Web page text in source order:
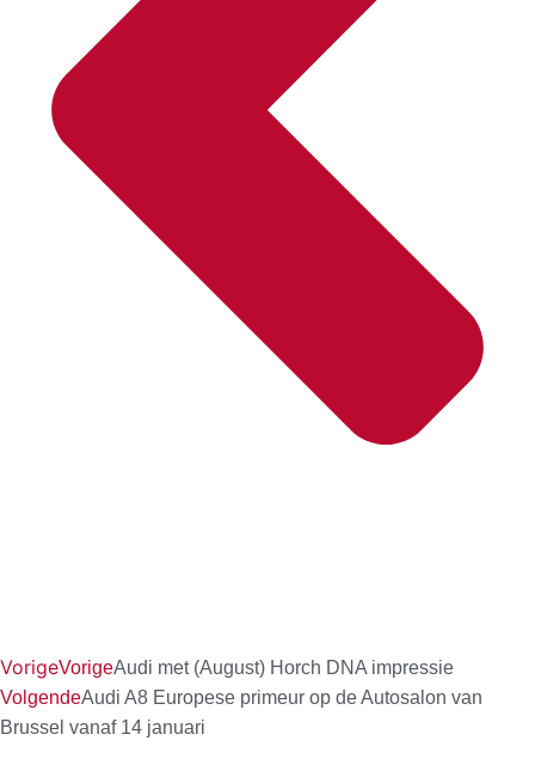
VorigeVorigeAudi met (August) Horch DNA impressie
VolgendeAudi A8 Europese primeur op de Autosalon van
Brussel vanaf 14 januari